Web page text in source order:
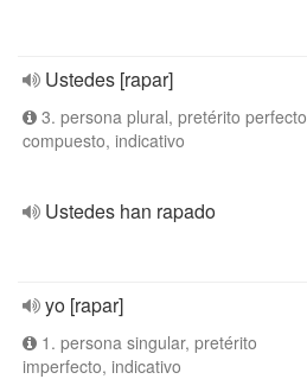
Ustedes [rapar]
3. persona plural, pretérito perfecto
compuesto, indicativo
Ustedes han rapado
yo [rapar]
1. persona singular, pretérito
imperfecto, indicativo